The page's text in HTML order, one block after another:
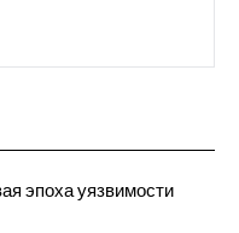
эпоха уязвимости